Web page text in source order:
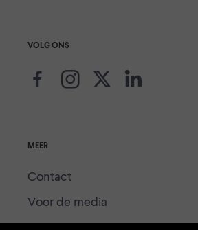
VOLG ONS
MEER
Contact
Voor de media